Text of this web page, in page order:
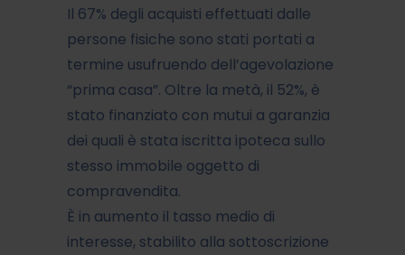
Il 67% degli acquisti effettuati dalle
persone fisiche sono stati portati a
termine usufruendo dell’agevolazione
“prima casa”. Oltre la metà, il 52%, è
stato finanziato con mutui a garanzia
dei quali è stata iscritta ipoteca sullo
stesso immobile oggetto di
compravendita.
È in aumento il tasso medio di
interesse, stabilito alla sottoscrizione